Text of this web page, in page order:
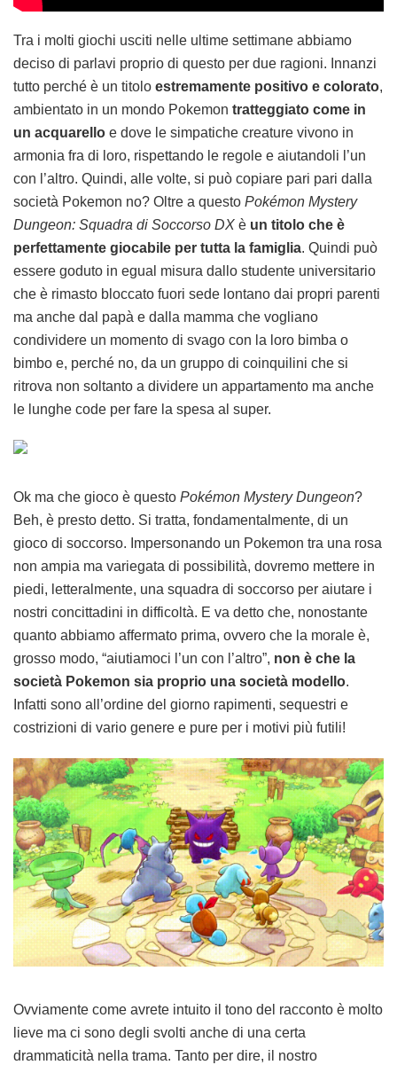
Tra i molti giochi usciti nelle ultime settimane abbiamo
deciso di parlavi proprio di questo per due ragioni. Innanzi
tutto perché è un titolo estremamente positivo e colorato,
ambientato in un mondo Pokemon tratteggiato come in
un acquarello e dove le simpatiche creature vivono in
armonia fra di loro, rispettando le regole e aiutandoli l’un
con l’altro. Quindi, alle volte, si può copiare pari pari dalla
società Pokemon no? Oltre a questo Pokémon Mystery
Dungeon: Squadra di Soccorso DX è un titolo che è
perfettamente giocabile per tutta la famiglia. Quindi può
essere goduto in egual misura dallo studente universitario
che è rimasto bloccato fuori sede lontano dai propri parenti
ma anche dal papà e dalla mamma che vogliano
condividere un momento di svago con la loro bimba o
bimbo e, perché no, da un gruppo di coinquilini che si
ritrova non soltanto a dividere un appartamento ma anche
le lunghe code per fare la spesa al super.
Ok ma che gioco è questo Pokémon Mystery Dungeon?
Beh, è presto detto. Si tratta, fondamentalmente, di un
gioco di soccorso. Impersonando un Pokemon tra una rosa
non ampia ma variegata di possibilità, dovremo mettere in
piedi, letteralmente, una squadra di soccorso per aiutare i
nostri concittadini in difficoltà. E va detto che, nonostante
quanto abbiamo affermato prima, ovvero che la morale è,
grosso modo, “aiutiamoci l’un con l’altro”, non è che la
società Pokemon sia proprio una società modello.
Infatti sono all’ordine del giorno rapimenti, sequestri e
costrizioni di vario genere e pure per i motivi più futili!
Ovviamente come avrete intuito il tono del racconto è molto
lieve ma ci sono degli svolti anche di una certa
drammaticità nella trama. Tanto per dire, il nostro